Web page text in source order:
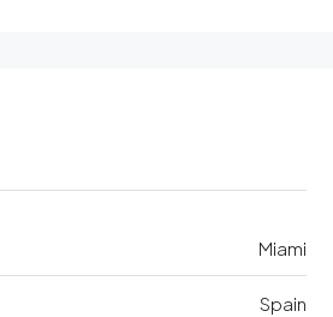
Miami
Spain